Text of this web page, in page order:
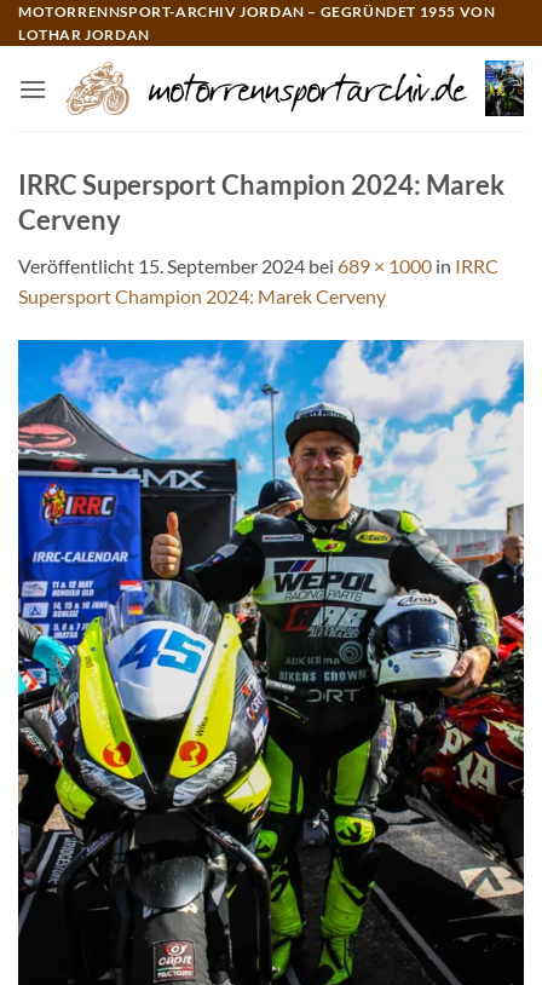
Zum
Inhalt
MOTORRENNSPORT-ARCHIV JORDAN – GEGRÜNDET 1955 VON
LOTHAR JORDAN
IRRC Supersport Champion 2024: Marek
Cerveny
Veröffentlicht 15. September 2024 bei 689 × 1000 in IRRC
Supersport Champion 2024: Marek Cerveny